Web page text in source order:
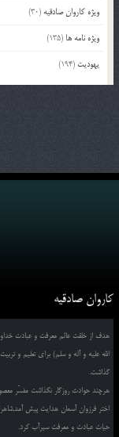
ویژه کاروان صادقیه (30)
ویژه نامه ها (135)
یهودیت (194)
کاروان صادقیه
هدف از خلقت عالم معرفت و عبادت
الله علیه و آله و سلم) برای تعلیم و
گذاشت.
هرچند حوادث روزگار نگذاشت مفسّر
اختر فرزوان آسمان هدایت پیش
حیات عبادت و معرفت سیرآب کرد.